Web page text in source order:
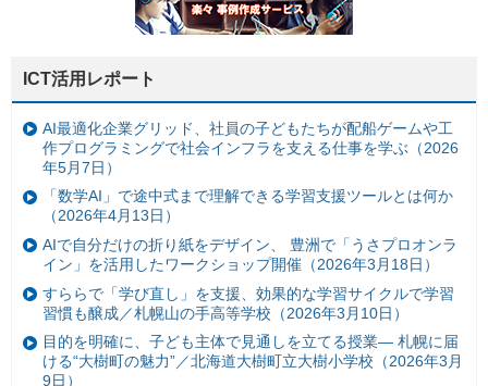
ICT活用レポート
AI最適化企業グリッド、社員の子どもたちが配船ゲームや工
作プログラミングで社会インフラを支える仕事を学ぶ（2026
年5月7日）
「数学AI」で途中式まで理解できる学習支援ツールとは何か
（2026年4月13日）
AIで自分だけの折り紙をデザイン、 豊洲で「うさプロオンラ
イン」を活用したワークショップ開催（2026年3月18日）
すららで「学び直し」を支援、効果的な学習サイクルで学習
習慣も醸成／札幌山の手高等学校（2026年3月10日）
目的を明確に、子ども主体で見通しを立てる授業— 札幌に届
ける“大樹町の魅力”／北海道大樹町立大樹小学校（2026年3月
9日）